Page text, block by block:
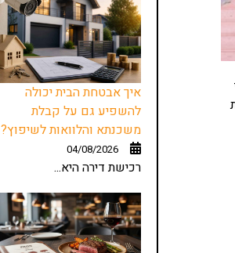
איך אבטחת הבית יכולה
להשפיע גם על קבלת
משכנתא והלוואות לשיפוץ?
04/08/2026
רכישת דירה היא...